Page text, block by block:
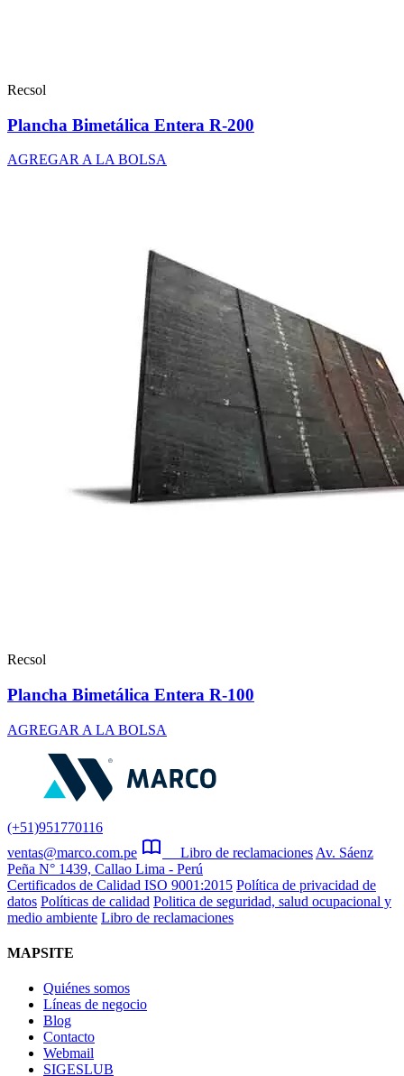
Recsol
Plancha Bimetálica Entera R-200
AGREGAR A LA BOLSA
Recsol
Plancha Bimetálica Entera R-100
AGREGAR A LA BOLSA
(+51)951770116
ventas@marco.com.pe
Libro de reclamaciones Av. Sáenz
Peña N° 1439, Callao Lima - Perú
Certificados de Calidad ISO 9001:2015 Política de privacidad de
datos Políticas de calidad Politica de seguridad, salud ocupacional y
medio ambiente Libro de reclamaciones
MAPSITE
Quiénes somos
Líneas de negocio
Blog
Contacto
Webmail
SIGESLUB